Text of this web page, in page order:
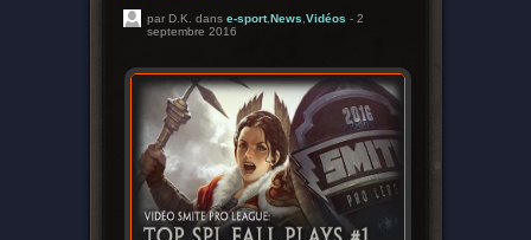
par D.K. dans e-sport, News,Vidéos - 2
septembre 2016